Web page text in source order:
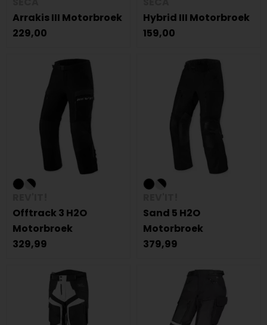
Arrakis III Motorbroek
229,00
Hybrid III Motorbroek
159,00
Offtrack 3 H2O
Motorbroek
329,99
Sand 5 H2O
Motorbroek
379,99